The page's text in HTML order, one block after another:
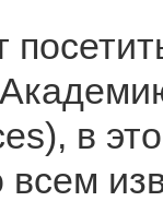
в
всем